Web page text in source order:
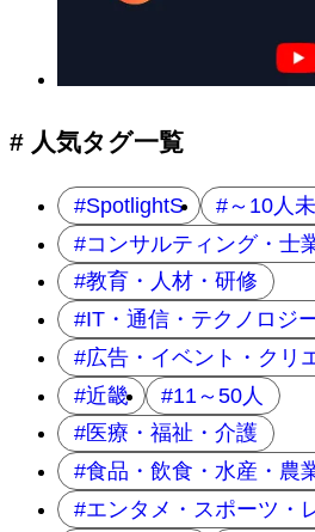
# 人気タグ一覧
SpotlightS ～10人
コンサルティング・士
教育・人材・研修
IT・通信・テクノロジ
広告・イベント・クリ
近畿
11～50人
医療・福祉・介護
食品・飲食・水産・農
エンタメ・スポーツ・